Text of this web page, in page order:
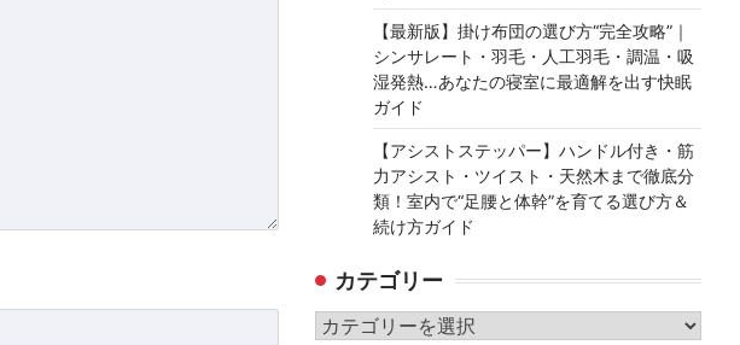
【最新版】掛け布団の選び方“完全攻略”｜
シンサレート・羽毛・人工羽毛・調温・吸
湿発熱…あなたの寝室に最適解を出す快眠
ガイド
【アシストステッパー】ハンドル付き・筋
力アシスト・ツイスト・天然木まで徹底分
類！室内で“足腰と体幹”を育てる選び方＆
続け方ガイド
カテゴリー
カ